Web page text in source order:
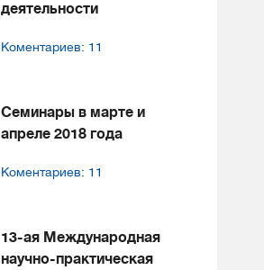
деятельности
Коментариев: 11
Семинары в марте и
апреле 2018 года
Коментариев: 11
13-ая Международная
научно-практическая